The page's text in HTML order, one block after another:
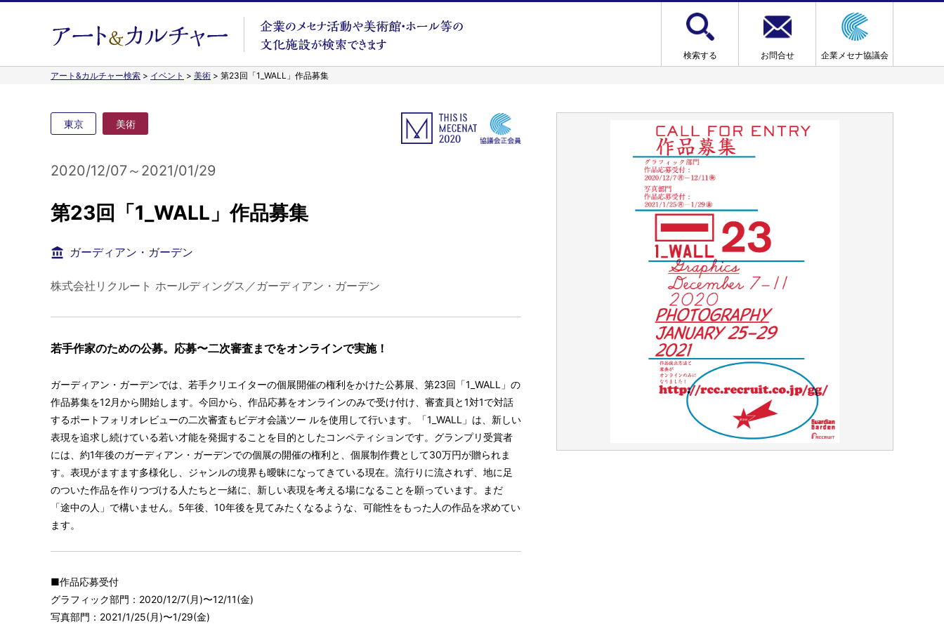
検索する お問合せ
企業メセナ協議会
アート&カルチャー検索 > イベント > 美術 > 第23回「1_WALL」作品募集
東京 美術
2020/12/07～2021/01/29
第23回「1_WALL」作品募集
ガーディアン・ガーデン
株式会社リクルート ホールディングス／ガーディアン・ガーデン
若手作家のための公募。応募〜二次審査までをオンラインで実施！
ガーディアン・ガーデンでは、若手クリエイターの個展開催の権利をかけた公募展、第23回「1_WALL」の
作品募集を12月から開始します。今回から、作品応募をオンラインのみで受け付け、審査員と1対1で対話
するポートフォリオレビューの二次審査もビデオ会議ツー ルを使用して行います。「1_WALL」は、新しい
表現を追求し続けている若い才能を発掘することを目的としたコンペティションです。グランプリ受賞者
には、約1年後のガーディアン・ガーデンでの個展の開催の権利と、個展制作費として30万円が贈られま
す。表現がますます多様化し、ジャンルの境界も曖昧になってきている現在。流行りに流されず、地に足
のついた作品を作りつづける人たちと一緒に、新しい表現を考える場になることを願っています。まだ
「途中の人」で構いません。5年後、10年後を見てみたくなるような、可能性をもった人の作品を求めてい
ます。
■作品応募受付
グラフィック部門：2020/12/7(月)〜12/11(金)
写真部門：2021/1/25(月)〜1/29(金)